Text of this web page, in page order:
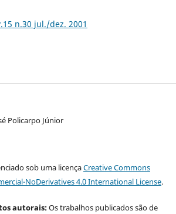
n.30 jul./dez. 2001
Policarpo Júnior
sob uma licençaCreative Commons
NoDerivatives 4.0 International License.
autorais:Os trabalhos publicados são de